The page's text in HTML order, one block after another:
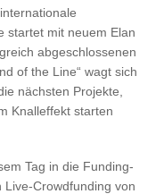
startet mit neuem Elan
abgeschlossenen
of the Line“ wagt sich
nächsten Projekte,
Knalleffekt starten
Tag in die Funding-
Crowdfunding von